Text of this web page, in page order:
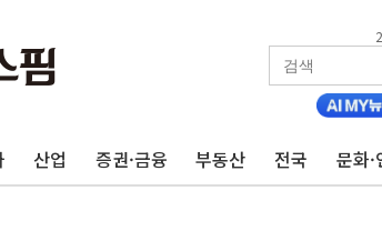
산업 증권·금융 부동산 전국 문화·
산 시민권 차단' 행정명령 서명…출생시민권 제한 재
전 조만간 끝날 것"…군수품 부족설 일축 "막대한 무기
원가 개선으로 실적 방어…다음 과제는 '외형 확대'
"…비거주 1주택자 귀환 조짐에 전월세시장 '긴장'